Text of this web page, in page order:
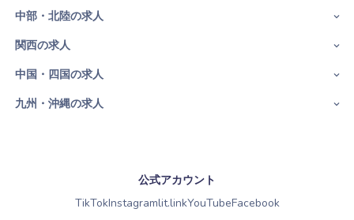
中部・北陸の求人
関西の求人
中国・四国の求人
九州・沖縄の求人
公式アカウント
TikTokInstagramlit.linkYouTubeFacebook